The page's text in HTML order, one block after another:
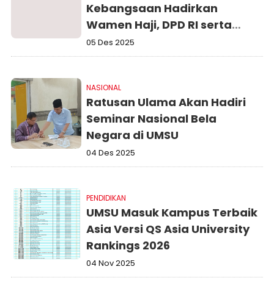
Kebangsaan Hadirkan
Wamen Haji, DPD RI serta
Gubernur Sumut
05 Des 2025
NASIONAL
Ratusan Ulama Akan Hadiri
Seminar Nasional Bela
Negara di UMSU
04 Des 2025
PENDIDIKAN
UMSU Masuk Kampus Terbaik
Asia Versi QS Asia University
Rankings 2026
04 Nov 2025